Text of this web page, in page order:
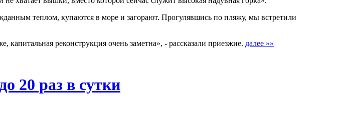
теплом, купаются в море и загорают. Прогулявшись по пляжу, мы встретили
реконструкция очень заметна», - рассказали приезжие. далее »»
20 раз в сутки